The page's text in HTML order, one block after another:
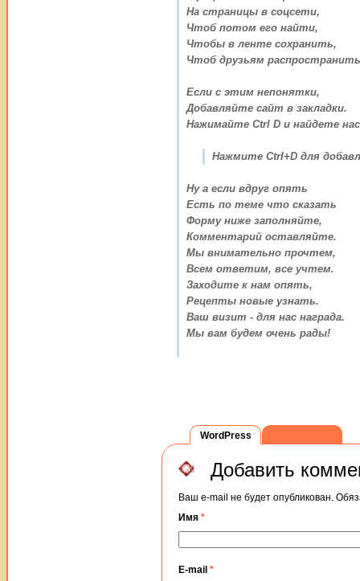
На страницы в соцсети,
Чтоб потом его найти,
Чтобы в ленте сохранить,
Чтоб друзьям
Если с этим непонятки,
Добавляйте сайт в закладки.
Нажимайте Ctrl D и найдете
Нажмите Ctrl+D для
Ну а если вдруг опять
Есть по теме что сказать
Форму ниже заполняйте,
Комментарий оставляйте.
Мы внимательно прочтем,
Всем ответим, все учтем.
Заходите к нам опять,
Рецепты новые узнать.
Ваш визит - для нас награда.
Мы вам будем очень рады!
WordPress
Добавить
Ваш e-mail не будет опубликован.
Имя *
E-mail *